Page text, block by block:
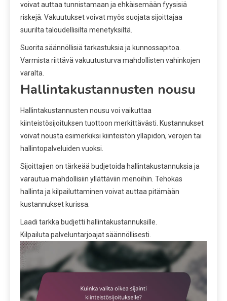
voivat auttaa tunnistamaan ja ehkäisemään fyysisiä
riskejä. Vakuutukset voivat myös suojata sijoittajaa
suurilta taloudellisilta menetyksiltä.
Suorita säännöllisiä tarkastuksia ja kunnossapitoa.
Varmista riittävä vakuutusturva mahdollisten vahinkojen
varalta.
Hallintakustannusten nousu
Hallintakustannusten nousu voi vaikuttaa
kiinteistösijoituksen tuottoon merkittävästi. Kustannukset
voivat nousta esimerkiksi kiinteistön ylläpidon, verojen tai
hallintopalveluiden vuoksi.
Sijoittajien on tärkeää budjetoida hallintakustannuksia ja
varautua mahdollisiin yllättäviin menoihin. Tehokas
hallinta ja kilpailuttaminen voivat auttaa pitämään
kustannukset kurissa.
Laadi tarkka budjetti hallintakustannuksille.
Kilpailuta palveluntarjoajat säännöllisesti.